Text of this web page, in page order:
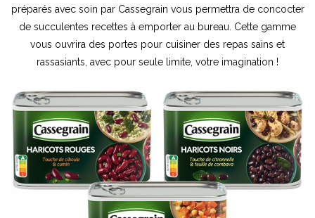
préparés avec soin par Cassegrain vous permettra de concocter
de succulentes recettes à emporter au bureau. Cette gamme
vous ouvrira des portes pour cuisiner des repas sains et
rassasiants, avec pour seule limite, votre imagination !